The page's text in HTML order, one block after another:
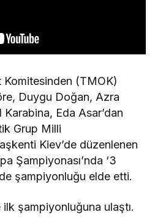
(TMOK)
Duygu Doğan, Azra
Karabina, Eda Asar’dan
Grup Milli
Kiev’de düzenlenen
Şampiyonası’nda ‘3
şampiyonluğu elde etti.
şampiyonluğuna ulaştı.